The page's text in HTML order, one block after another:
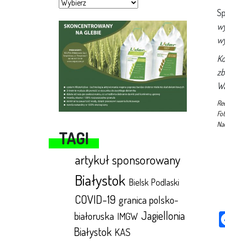
TAGI
artykuł sponsorowany
Białystok Bielsk Podlaski
COVID-19 granica polsko-
białoruska IMGW Jagiellonia
Białystok KAS